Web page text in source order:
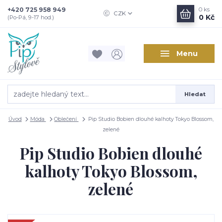
Menu
CZK
Hledat
+420 725 958 949
(Po-Pá, 9-17 hod.)
0 ks
0 Kč
Úvod Móda Oblečení
Pip Studio Bobien dlouhé kalhoty Tokyo Blossom,
zelené
Pip Studio Bobien dlouhé
kalhoty Tokyo Blossom,
zelené